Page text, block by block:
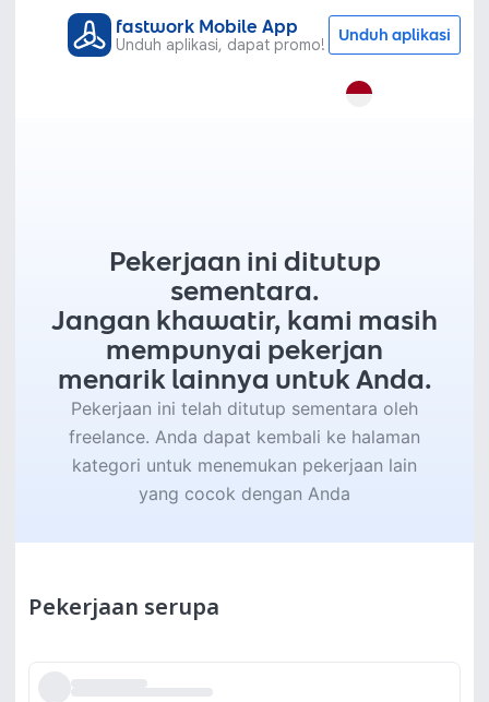
fastwork Mobile App
Unduh aplikasi, dapat promo! Unduh aplikasi
Pekerjaan ini ditutup
sementara.
Jangan khawatir, kami masih
mempunyai pekerjan
menarik lainnya untuk Anda.
Pekerjaan ini telah ditutup sementara oleh
freelance. Anda dapat kembali ke halaman
kategori untuk menemukan pekerjaan lain
yang cocok dengan Anda
Pekerjaan serupa